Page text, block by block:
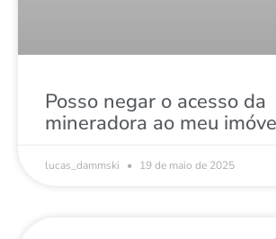
Posso negar o acesso da
mineradora ao meu
lucas_dammski 19 de maio de 2025